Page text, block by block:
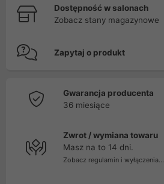
Dostępność w salonach
Zobacz stany magazynowe
Zapytaj o produkt
Gwarancja producenta
36 miesiące
Zwrot / wymiana towaru
Masz na to 14 dni.
Zobacz regulamin i wyłączenia...